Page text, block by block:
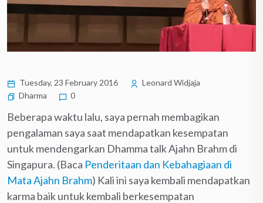
Tuesday, 23 February 2016
Leonard Widjaja
Dharma
0
Beberapa waktu lalu, saya pernah membagikan
pengalaman saya saat mendapatkan kesempatan
untuk mendengarkan Dhamma talk Ajahn Brahm di
Singapura. (Baca Penderitaan dan Kebahagiaan di
Mata Ajahn Brahm) Kali ini saya kembali mendapatkan
karma baik untuk kembali berkesempatan